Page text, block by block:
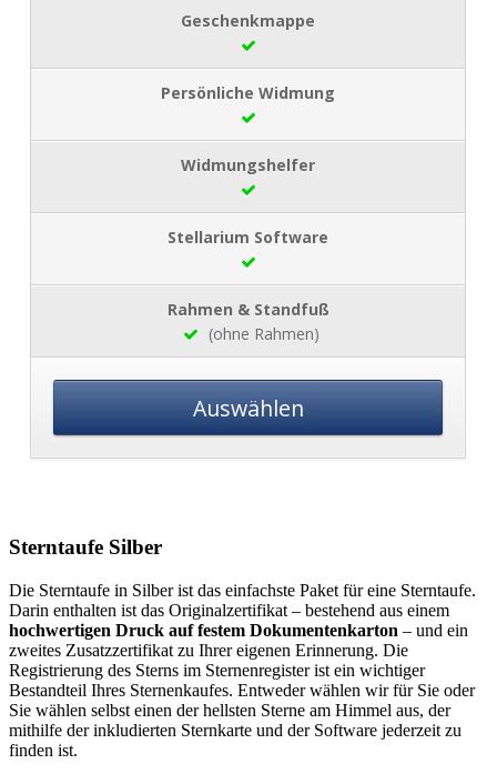
(ohne Rahmen)
Auswählen
Sterntaufe Silber
Die Sterntaufe in Silber ist das einfachste Paket für eine Sterntaufe.
Darin enthalten ist das Originalzertifikat – bestehend aus einem
hochwertigen Druck auf festem Dokumentenkarton – und ein
zweites Zusatzzertifikat zu Ihrer eigenen Erinnerung. Die
Registrierung des Sterns im Sternenregister ist ein wichtiger
Bestandteil Ihres Sternenkaufes. Entweder wählen wir für Sie oder
Sie wählen selbst einen der hellsten Sterne am Himmel aus, der
mithilfe der inkludierten Sternkarte und der Software jederzeit zu
finden ist.